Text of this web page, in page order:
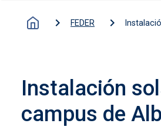
FEDER
Instalación
campus de